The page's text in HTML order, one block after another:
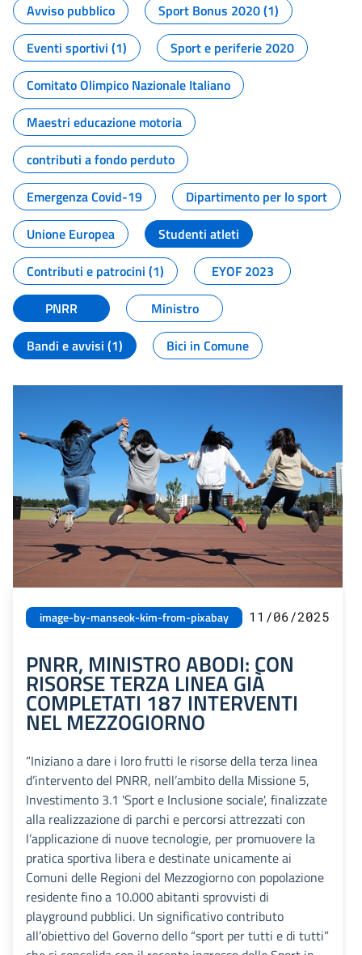
Avviso pubblico
Sport Bonus 2020 (1)
Eventi sportivi (1)
Sport e periferie 2020
Comitato Olimpico Nazionale Italiano
Maestri educazione motoria
contributi a fondo perduto
Emergenza Covid-19
Dipartimento per lo sport
Unione Europea
Studenti atleti
Contributi e patrocini (1)
EYOF 2023
PNRR
Ministro
Bandi e avvisi (1)
Bici in Comune
image-by-manseok-kim-from-pixabay 11/06/2025
PNRR, MINISTRO ABODI: CON
RISORSE TERZA LINEA GIÀ
COMPLETATI 187 INTERVENTI
NEL MEZZOGIORNO
“Iniziano a dare i loro frutti le risorse della terza linea
d’intervento del PNRR, nell’ambito della Missione 5,
Investimento 3.1 'Sport e Inclusione sociale', finalizzate
alla realizzazione di parchi e percorsi attrezzati con
l’applicazione di nuove tecnologie, per promuovere la
pratica sportiva libera e destinate unicamente ai
Comuni delle Regioni del Mezzogiorno con popolazione
residente fino a 10.000 abitanti sprovvisti di
playground pubblici. Un significativo contributo
all’obiettivo del Governo dello “sport per tutti e di tutti”